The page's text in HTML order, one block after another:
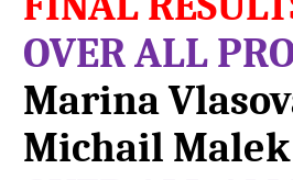
OVER ALL
Marina
Michail